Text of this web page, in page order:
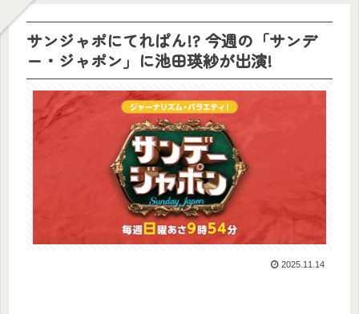
サンジャポにてれぱん!? 今週の「サンデ
ー・ジャポン」に池田瑛紗が出演!
2025.11.14